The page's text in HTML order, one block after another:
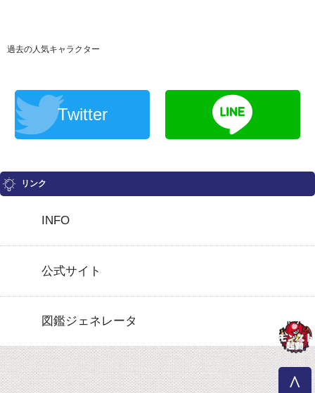
過去の人気キャラクター
Twitter
リンク
INFO
公式サイト
図鑑ジェネレータ